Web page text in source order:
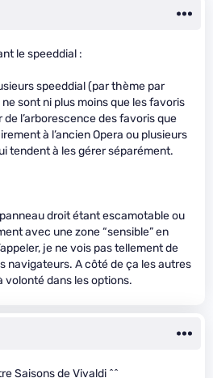
le speeddial :
speeddial (par thème par
sont ni plus moins que les favoris
l’arborescence des favoris que
à l’ancien Opera ou plusieurs
tendent à les gérer séparément.
panneau droit étant escamotable ou
avec une zone “sensible” en
je ne vois pas tellement de
navigateurs. A côté de ça les autres
volonté dans les options.
Saisons de Vivaldi ^^